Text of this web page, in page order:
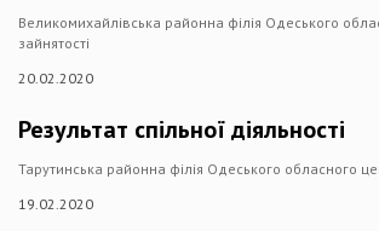
Великомихайлівська районна філія Одеського
зайнятості
20.02.2020
Результат спільної діяльності
Тарутинська районна філія Одеського обласного
19.02.2020